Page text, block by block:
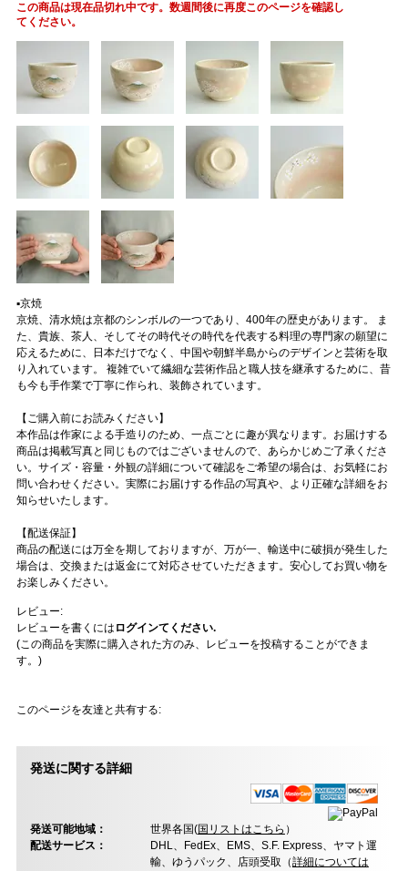
▪️京焼
京焼、清水焼は京都のシンボルの一つであり、400年の歴史があります。 ま
た、貴族、茶人、そしてその時代その時代を代表する料理の専門家の願望に
応えるために、日本だけでなく、中国や朝鮮半島からのデザインと芸術を取
り入れています。 複雑でいて繊細な芸術作品と職人技を継承するために、昔
も今も手作業で丁寧に作られ、装飾されています。
【ご購入前にお読みください】
本作品は作家による手造りのため、一点ごとに趣が異なります。お届けする
商品は掲載写真と同じものではございませんので、あらかじめご了承くださ
い。サイズ・容量・外観の詳細について確認をご希望の場合は、お気軽にお
問い合わせください。実際にお届けする作品の写真や、より正確な詳細をお
知らせいたします。
【配送保証】
商品の配送には万全を期しておりますが、万が一、輸送中に破損が発生した
場合は、交換または返金にて対応させていただきます。安心してお買い物を
お楽しみください。
レビュー:
レビューを書くには ログインてください.
(この商品を実際に購入された方のみ、レビューを投稿することができま
す。)
このページを友達と共有する:
この商品は現在品切れ中です。数週間後に再度このページを確認し
てください。
発送に関する詳細
発送可能地域： 世界各国(国リストはこちら ）
配送サービス：
DHL、FedEx、EMS、S.F. Express、ヤマト運
輸、ゆうパック、店頭受取（詳細については